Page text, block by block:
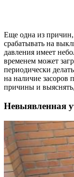
Еще одна из причин,
срабатывать на
давления имеет
временем может
периодически
на наличие засоров
причины и
Невыявленная